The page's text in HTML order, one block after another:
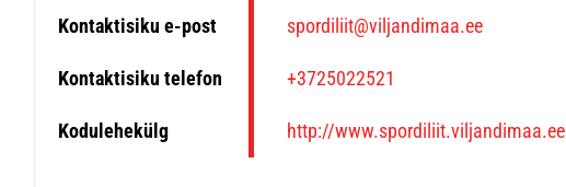
Kontaktisiku e-post spordiliit@viljandimaa.ee
Kontaktisiku telefon +3725022521
Kodulehekülg http://www.spordiliit.viljandimaa.ee